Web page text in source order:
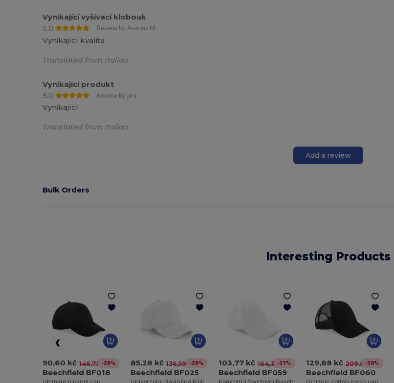
Vynikající vyšívací klobouk
5.0
Review by Arianna M.
Vynikající kvalita
Translated from Italian
Vynikající produkt
5.0
Review by jo s.
Vynikající
Translated from Italian
Add a review
Bulk Orders
Interesting Products
90,60 kč 146,75 kč-38%
Beechfield BF018
85,28 kč 136,59 kč-38%
Beechfield BF025
103,77 kč 164,32 kč
-37%
Beechfield BF059
129,88 kč 209,85 kč
-38%
Beechfield BF060